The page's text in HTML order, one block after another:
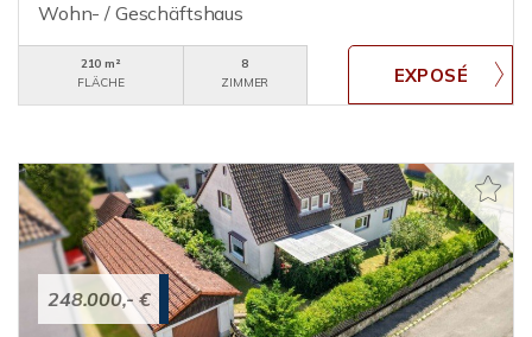
Wohn- / Geschäftshaus
210 m²
FLÄCHE
8
ZIMMER
248.000,- €